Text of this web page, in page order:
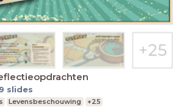
slides
Levensbeschouwing
+25